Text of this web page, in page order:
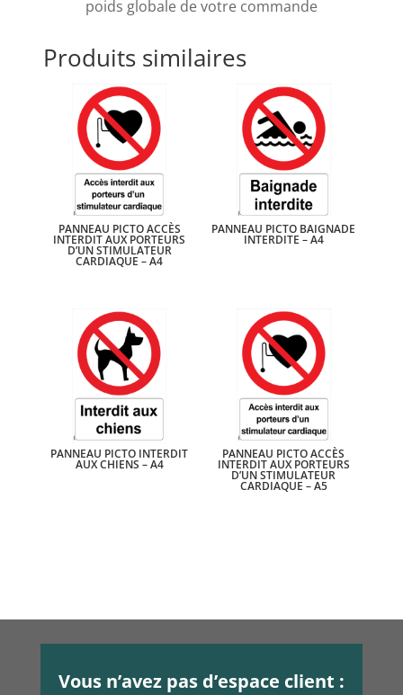
poids globale de votre commande
Produits similaires
PANNEAU PICTO ACCÈS
INTERDIT AUX PORTEURS
D’UN STIMULATEUR
CARDIAQUE – A4
PANNEAU PICTO BAIGNADE
INTERDITE – A4
PANNEAU PICTO INTERDIT
AUX CHIENS – A4
PANNEAU PICTO ACCÈS
INTERDIT AUX PORTEURS
D’UN STIMULATEUR
CARDIAQUE – A5
Vous n’avez pas d’espace client :